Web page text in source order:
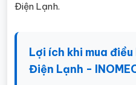
Điện Lạnh.
Lợi ích khi mua
Điện Lạnh -